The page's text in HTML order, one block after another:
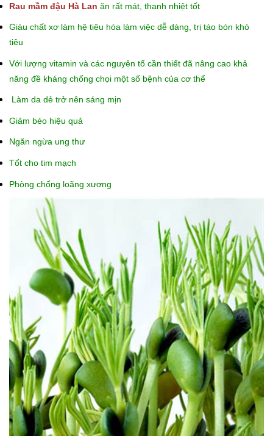
Rau mầm đậu Hà Lan ăn rất mát, thanh nhiệt tốt
Giàu chất xơ làm hệ tiêu hóa làm việc dễ dàng, trị táo bón khó
tiêu
Với lượng vitamin và các nguyên tố cần thiết đã nâng cao khả
năng đề kháng chống chọi một số bệnh của cơ thể
Làm da dẻ trở nên sáng mịn
Giảm béo hiệu quả
Ngăn ngừa ung thư
Tốt cho tim mạch
Phòng chống loãng xương